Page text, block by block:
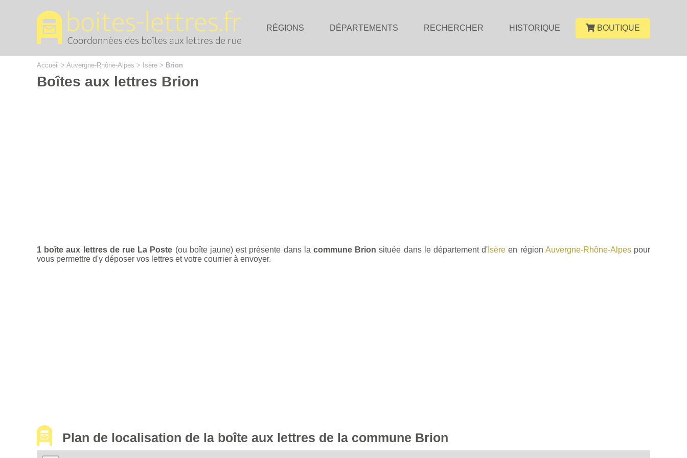
RÉGIONS DÉPARTEMENTS RECHERCHER HISTORIQUE BOUTIQUE
Accueil > Auvergne-Rhône-Alpes > Isère > Brion
Boîtes aux lettres Brion
1 boîte aux lettres de rue La Poste (ou boîte jaune) est présente dans lacommune Brion située dans le département d' Isère en région Auvergne-Rhône-Alpespour
vous permettre d'y déposer vos lettres et votre courrier à envoyer.
Plan de localisation de la boîte aux lettres de la commune Brion